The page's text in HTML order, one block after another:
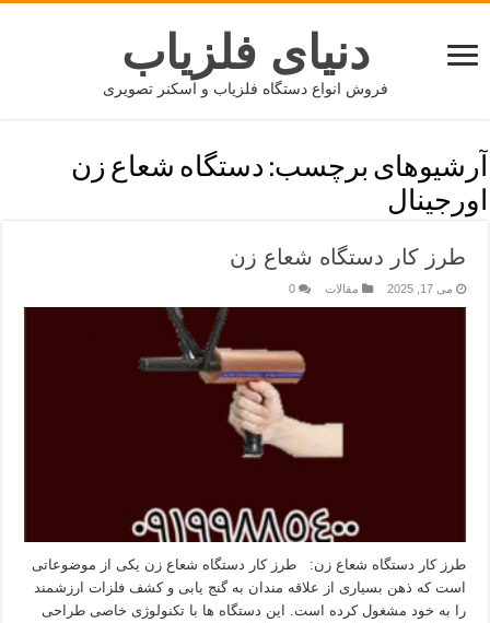
دنیای فلزیاب
فروش انواع دستگاه فلزیاب و اسکنر تصویری
آرشیوهای برچسب: دستگاه شعاع زن
اورجینال
طرز کار دستگاه شعاع زن
می 17, 2025 مقالات 0
طرز کار دستگاه شعاع زن: طرز کار دستگاه شعاع زن یکی از موضوعاتی‌
است که ذهن بسیاری از علاقه‌ مندان به گنج‌ یابی و کشف فلزات ارزشمند
را به خود مشغول کرده است. این دستگاه‌ ها با تکنولوژی خاصی طراحی